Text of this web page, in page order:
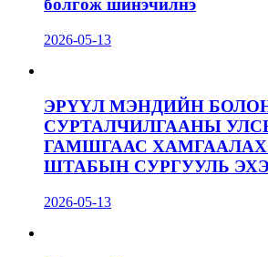
болгож шинэчилнэ
2026-05-13
ЭРҮҮЛ МЭНДИЙН
СУРТАЛЧИЛГААНЫ
ГАМШГААС
ШТАБЫН СУРГУУЛЬ
2026-05-13